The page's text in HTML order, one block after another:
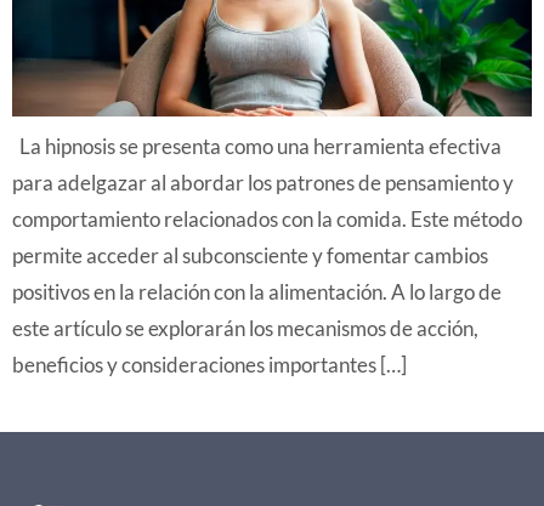
La hipnosis se presenta como una herramienta efectiva
para adelgazar al abordar los patrones de pensamiento y
comportamiento relacionados con la comida. Este método
permite acceder al subconsciente y fomentar cambios
positivos en la relación con la alimentación. A lo largo de
este artículo se explorarán los mecanismos de acción,
beneficios y consideraciones importantes […]